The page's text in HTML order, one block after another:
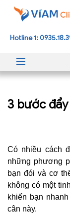
Hotline 1:
3 bước
Có nhiều cách
những phương
bạn đói và cơ
không có một
khiến bạn
cân này.